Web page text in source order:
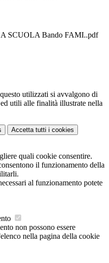
SCUOLA Bando FAMI..pdf
utilizzati si avvalgono di
utili alle finalità illustrate nella
Accetta tutti i cookies
quali cookie consentire.
il funzionamento della
al funzionamento potete
non possono essere
nella pagina della cookie